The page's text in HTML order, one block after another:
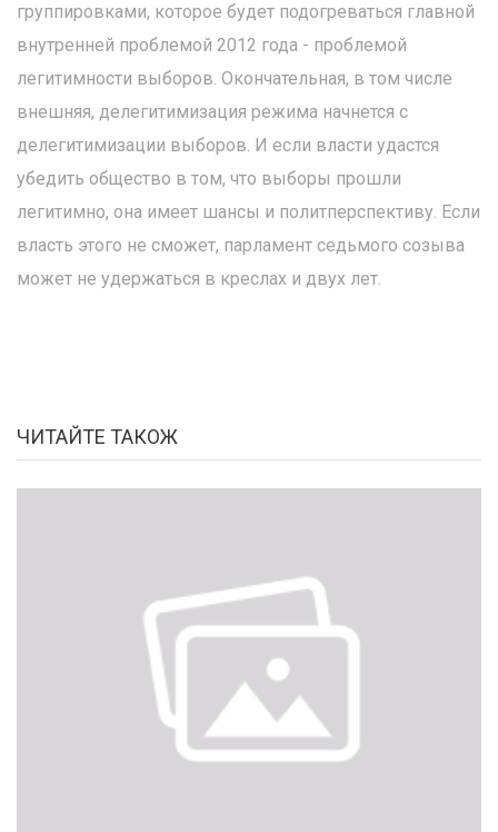
группировками, которое будет подогреваться главной
внутренней проблемой 2012 года - проблемой
легитимности выборов. Окончательная, в том числе
внешняя, делегитимизация режима начнется с
делегитимизации выборов. И если власти удастся
убедить общество в том, что выборы прошли
легитимно, она имеет шансы и политперспективу. Если
власть этого не сможет, парламент седьмого созыва
может не удержаться в креслах и двух лет.
ЧИТАЙТЕ ТАКОЖ